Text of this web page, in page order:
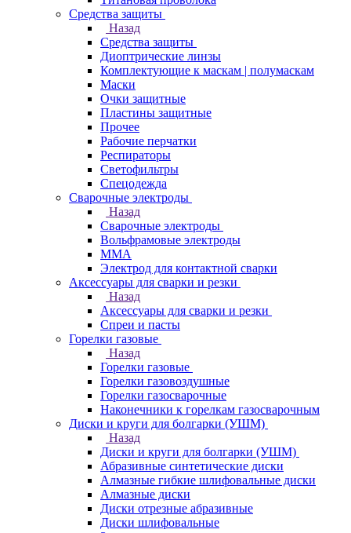
Средства защиты
Назад
Средства защиты
Диоптрические линзы
Комплектующие к маскам | полумаскам
Маски
Очки защитные
Пластины защитные
Прочее
Рабочие перчатки
Респираторы
Светофильтры
Спецодежда
Сварочные электроды
Назад
Сварочные электроды
Вольфрамовые электроды
ММА
Электрод для контактной сварки
Аксессуары для сварки и резки
Назад
Аксессуары для сварки и резки
Спреи и пасты
Горелки газовые
Назад
Горелки газовые
Горелки газовоздушные
Горелки газосварочные
Наконечники к горелкам газосварочным
Диски и круги для болгарки (УШМ)
Назад
Диски и круги для болгарки (УШМ)
Абразивные синтетические диски
Алмазные гибкие шлифовальные диски
Алмазные диски
Диски отрезные абразивные
Диски шлифовальные